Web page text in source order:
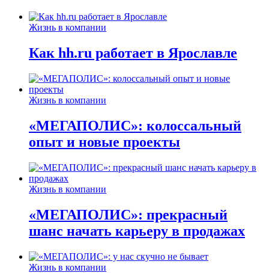
Жизнь в компании
Как hh.ru работает в Ярославле
Жизнь в компании
«МЕГАПОЛИС»: колоссальный
опыт и новые проекты
Жизнь в компании
«МЕГАПОЛИС»: прекрасный
шанс начать карьеру в продажах
Жизнь в компании